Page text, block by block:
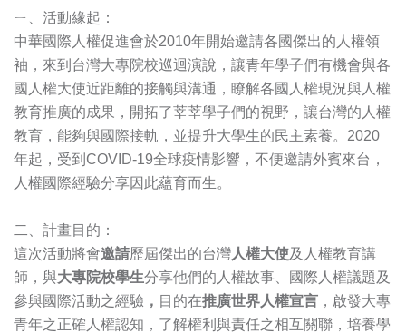
ㄧ、活動緣起：
中華國際人權促進會於2010年開始邀請各國傑出的人權領
袖，來到台灣大專院校巡迴演說，讓青年學子們有機會與各
國人權大使近距離的接觸與溝通，瞭解各國人權現況與人權
教育推廣的成果，開拓了莘莘學子們的視野，讓台灣的人權
教育，能夠與國際接軌，並提升大學生的民主素養。2020
年起，受到COVID-19全球疫情影響，不便邀請外賓來台，
人權國際經驗分享因此蘊育而生。
二、計畫目的：
這次活動將會邀請歷屆傑出的台灣人權大使及人權教育講
師，與大專院校學生分享他們的人權故事、國際人權議題及
參與國際活動之經驗 ， 目的在推廣世界人權宣言 ，啟發大專
青年之正確人權認知，了解權利與責任之相互關聯，培養學